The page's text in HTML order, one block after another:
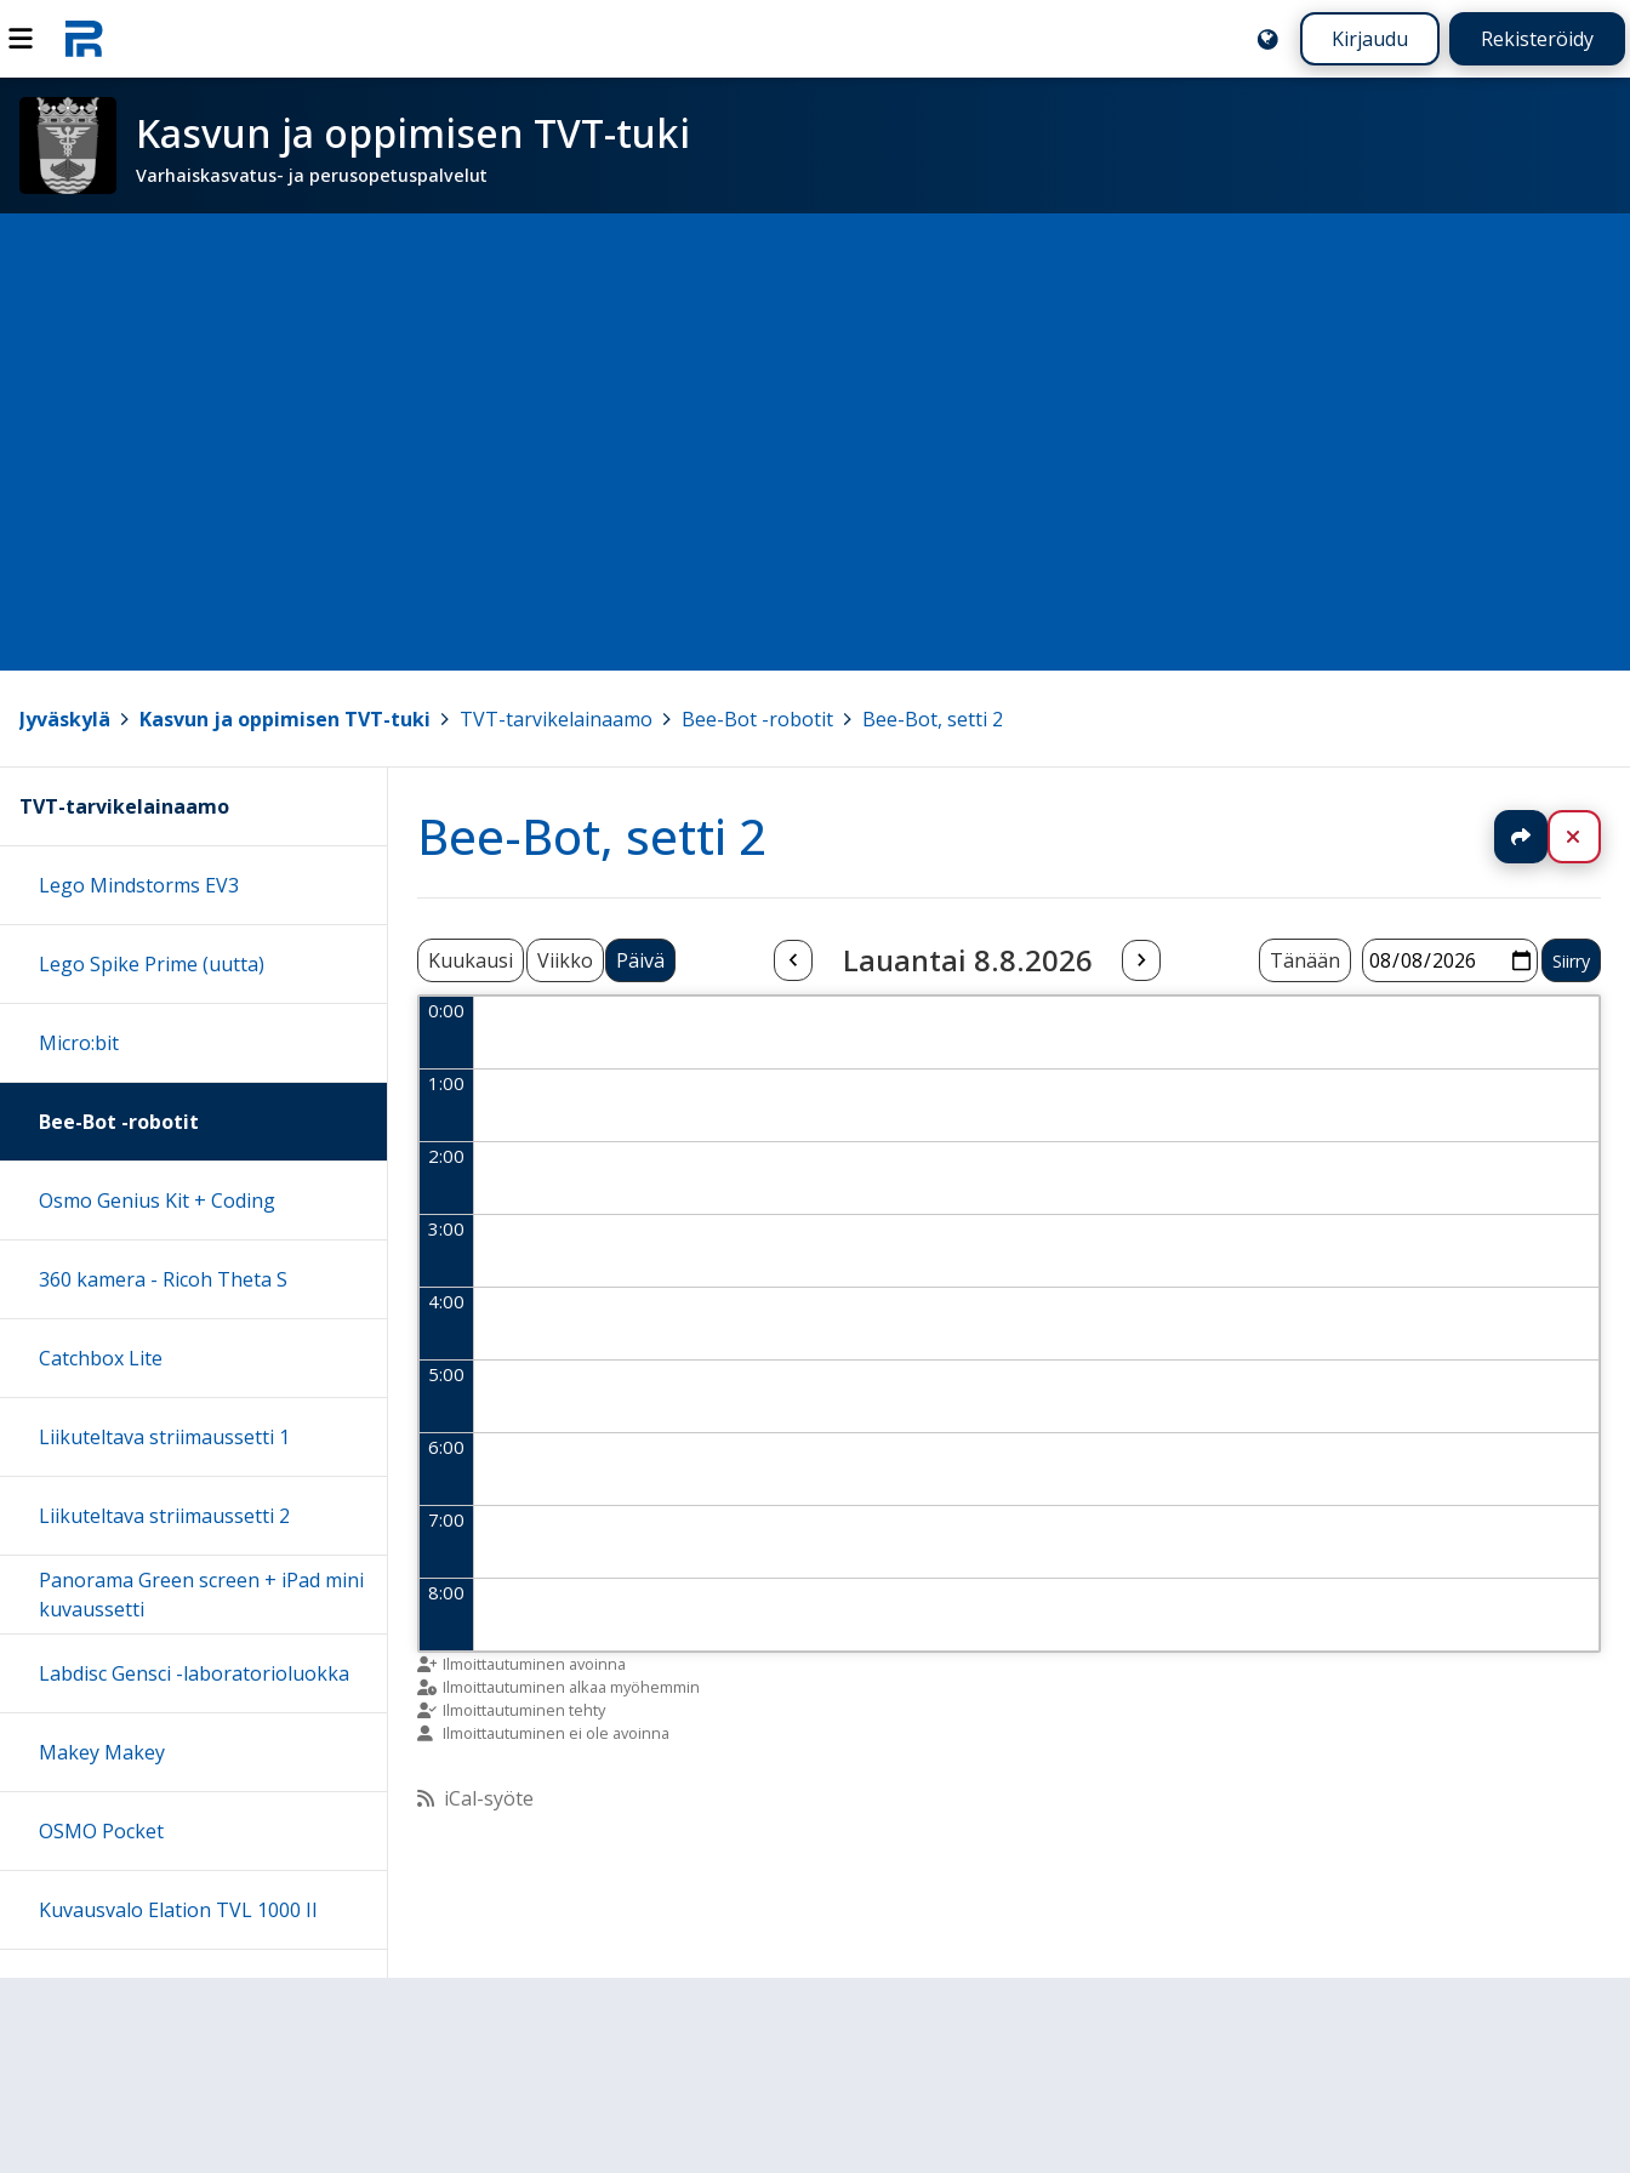
Kirjaudu Rekisteröidy
Kasvun ja oppimisen TVT-tuki
Varhaiskasvatus- ja perusopetuspalvelut
Jyväskylä Kasvun ja oppimisen TVT-tuki TVT-tarvikelainaamo Bee-Bot -robotit Bee-Bot, setti 2
Bee-Bot, setti 2 Jaa
Kuukausi Viikko Päivä Lauantai 8.8.2026 Tänään
0:00
1:00
2:00
3:00
4:00
5:00
6:00
7:00
8:00
9:00
10:00
11:00
Ilmoittautuminen avoinna
Ilmoittautuminen alkaa myöhemmin
Ilmoittautuminen tehty
Ilmoittautuminen ei ole avoinna
iCal-syöte
TVT-tarvikelainaamo
Lego Mindstorms EV3
Lego Spike Prime (uutta)
Micro:bit
Bee-Bot -robotit
Osmo Genius Kit + Coding
360 kamera - Ricoh Theta S
Catchbox Lite
Liikuteltava striimaussetti 1
Liikuteltava striimaussetti 2
Panorama Green screen + iPad mini
kuvaussetti
Labdisc Gensci -laboratorioluokka
Makey Makey
OSMO Pocket
Kuvausvalo Elation TVL 1000 II